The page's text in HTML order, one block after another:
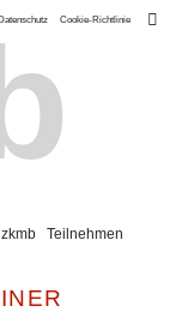
Datenschutz Cookie-Richtlinie
Teilnehmen